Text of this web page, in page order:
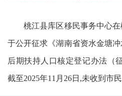
桃江县库区移民事务中心在
于公开征求《湖南省资水金塘冲
后期扶持人口核定登记办法（
截至2025年11月26日,未收到市